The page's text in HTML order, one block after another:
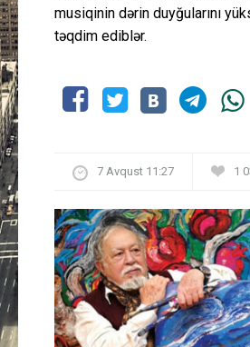
musiqinin dərin duyğularını
təqdim ediblər.
7 Avqust 11:27 1